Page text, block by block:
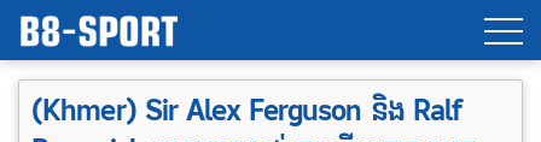
(Khmer) Sir Alex Ferguson និង Ralf